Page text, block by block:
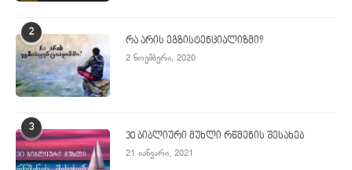
2
რა არის ეგზისტენციალიზმი?
2 ნოემბერი, 2020
3
30 ბიბლიური მუხლი რწმენის შესახებ
21 იანვარი, 2021